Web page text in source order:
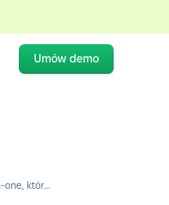
Umów demo
1. PeopleForce: platforma HR all-in-one, która nie rujnuje budżetu